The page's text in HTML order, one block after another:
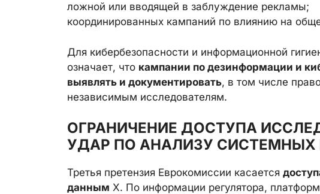
ложной или вводящей в заблуждение рекламы;
координированных кампаний по влиянию на
Для кибербезопасности и информационной
означает, что кампании по дезинформации и
выявлять и документировать, в том числе
независимым исследователям.
ОГРАНИЧЕНИЕ ДОСТУПА
УДАР ПО АНАЛИЗУ СИСТЕМНЫХ
Третья претензия Еврокомиссии касается
данным X. По информации регулятора,